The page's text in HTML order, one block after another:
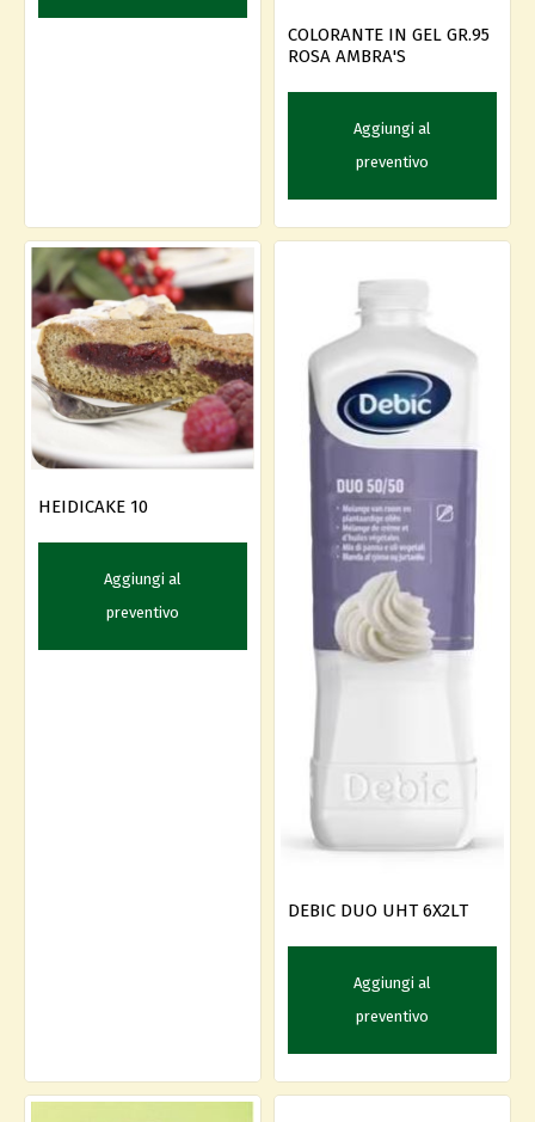
COLORANTE IN GEL GR.95
ROSA AMBRA'S
Aggiungi al
preventivo
HEIDICAKE 10
Aggiungi al
preventivo
DEBIC DUO UHT 6X2LT
Aggiungi al
preventivo